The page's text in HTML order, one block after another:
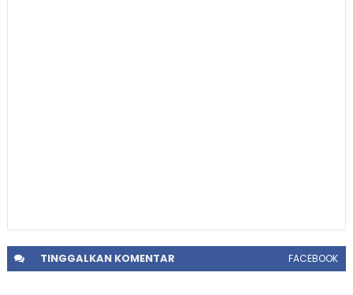
TINGGALKANKOMENTAR FACEBOOK